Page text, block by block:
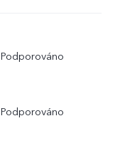
Podporováno
Podporováno